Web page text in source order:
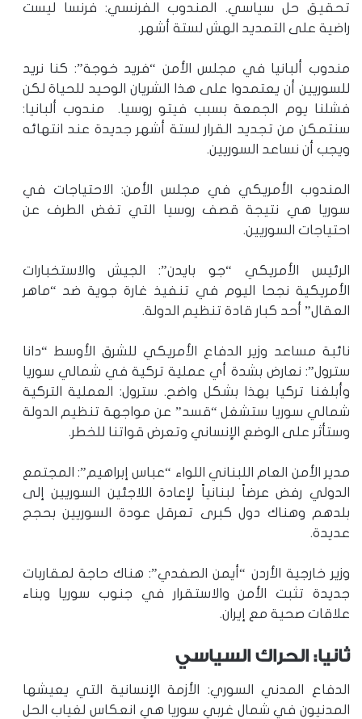
تحقيق حل سياسي. المندوب الفرنسي: فرنسا ليست
راضية على التمديد الهش لستة أشهر.
مندوب ألبانيا في مجلس الأمن “فريد خوجة”: كنا نريد
للسوريين أن يعتمدوا على هذا الشريان الوحيد للحياة لكن
فشلنا يوم الجمعة بسبب فيتو روسيا. مندوب ألبانيا:
سنتمكن من تجديد القرار لستة أشهر جديدة عند انتهائه
ويجب أن نساعد السوريين.
المندوب الأمريكي في مجلس الأمن: الاحتياجات في
سوريا هي نتيجة قصف روسيا التي تغض الطرف عن
احتياجات السوريين.
الرئيس الأمريكي “جو بايدن”: الجيش والاستخبارات
الأمريكية نجحا اليوم في تنفيذ غارة جوية ضد “ماهر
العقال” أحد كبار قادة تنظيم الدولة.
نائبة مساعد وزير الدفاع الأمريكي للشرق الأوسط “دانا
سترول”: نعارض بشدة أي عملية تركية في شمالي سوريا
وأبلغنا تركيا بهذا بشكل واضح. سترول: العملية التركية
شمالي سوريا ستشغل “قسد” عن مواجهة تنظيم الدولة
وستأثر على الوضع الإنساني وتعرض قواتنا للخطر.
مدير الأمن العام اللبناني اللواء “عباس إبراهيم”: المجتمع
الدولي رفض عرضاً لبنانياً لإعادة اللاجئين السوريين إلى
بلدهم وهناك دول كبرى تعرقل عودة السوريين بحجج
عديدة.
وزير خارجية الأردن “أيمن الصفدي”: هناك حاجة لمقاربات
جديدة تثبت الأمن والاستقرار في جنوب سوريا وبناء
علاقات صحية مع إيران.
ثانيا: الحراك السياسي
الدفاع المدني السوري: الأزمة الإنسانية التي يعيشها
المدنيون في شمال غربي سوريا هي انعكاس لغياب الحل